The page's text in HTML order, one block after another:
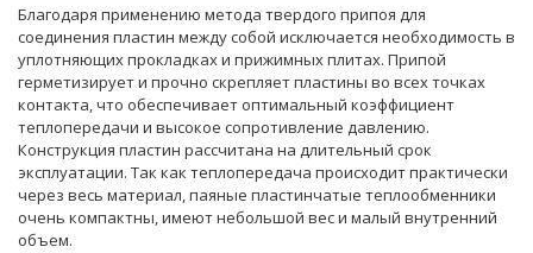
Благодаря применению метода твердого припоя для
соединения пластин между собой исключается необходимость в
уплотняющих прокладках и прижимных плитах. Припой
герметизирует и прочно скрепляет пластины во всех точках
контакта, что обеспечивает оптимальный коэффициент
теплопередачи и высокое сопротивление давлению.
Конструкция пластин рассчитана на длительный срок
эксплуатации. Так как теплопередача происходит практически
через весь материал, паяные пластинчатые теплообменники
очень компактны, имеют небольшой вес и малый внутренний
объем.